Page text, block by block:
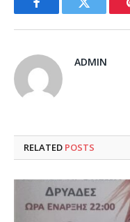
FacebookTwitter
ADMIN
RELATED POSTS